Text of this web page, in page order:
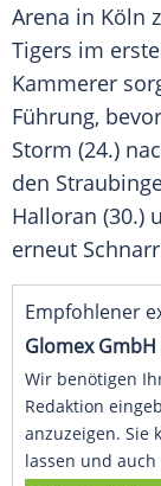
Arena in Köln
Tigers im
Kammerer
Führung,
Storm (24.)
den
Halloran (30.)
erneut
Empfohlener
Glomex GmbH
Wir benötigen
Redaktion
anzuzeigen. Sie
lassen und